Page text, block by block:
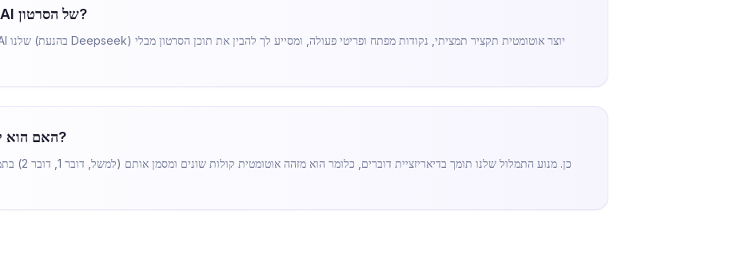
האם אוכל לקבל תקציר AI של הסרטון?
האם הוא יכול לזהות דוברים שונים?
כן. מנוע התמלול